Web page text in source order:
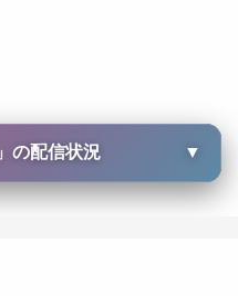
」の配信状況 ▼